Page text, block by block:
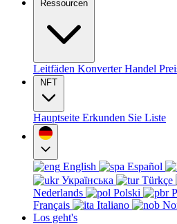
Ressourcen
Leitfäden KonverterHandel
NFT
Hauptseite Erkunden Sie Liste
English Español
Українська
Türkçe
Nederlands
Polski
Français
Italiano
Los geht's